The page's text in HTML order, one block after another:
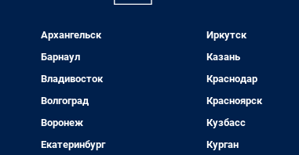
Архангельск
Барнаул
Владивосток
Волгоград
Воронеж
Екатеринбург
Иркутск
Казань
Краснодар
Красноярск
Кузбасс
Курган